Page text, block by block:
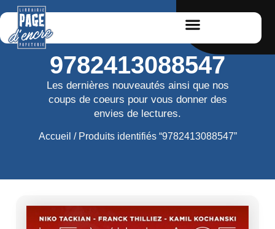
9782413088547
Les dernières nouveautés ainsi que nos
coups de coeurs pour vous donner des
envies de lectures.
Accueil / Produits identifiés “9782413088547”